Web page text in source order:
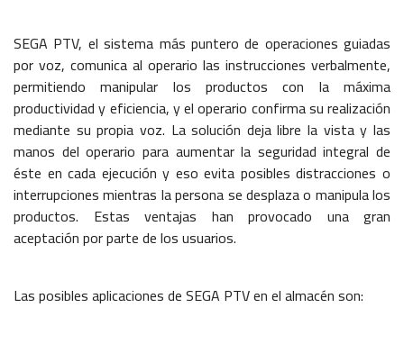
SEGA PTV, el sistema más puntero de operaciones guiadas
por voz, comunica al operario las instrucciones verbalmente,
permitiendo manipular los productos con la máxima
productividad y eficiencia, y el operario confirma su realización
mediante su propia voz. La solución deja libre la vista y las
manos del operario para aumentar la seguridad integral de
éste en cada ejecución y eso evita posibles distracciones o
interrupciones mientras la persona se desplaza o manipula los
productos. Estas ventajas han provocado una gran
aceptación por parte de los usuarios.
Las posibles aplicaciones de SEGA PTV en el almacén son: